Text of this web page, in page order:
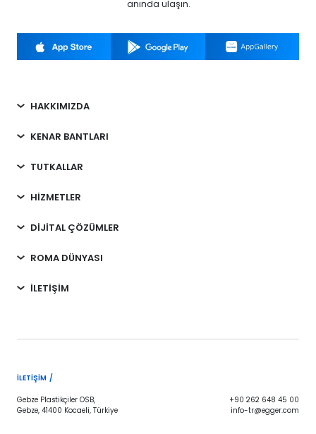
anında ulaşın.
HAKKIMIZDA
KENAR BANTLARI
TUTKALLAR
HİZMETLER
DİJİTAL ÇÖZÜMLER
ROMA DÜNYASI
İLETİŞİM
İLETIŞIM /
Gebze Plastikçiler OSB,
Gebze, 41400 Kocaeli, Türkiye
+90 262 648 45 00
info-tr@egger.com